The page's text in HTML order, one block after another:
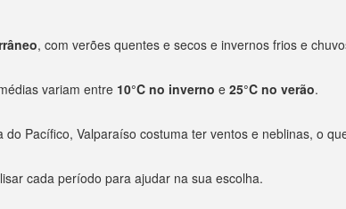
, com verões quentes e secos e invernos frios e
variam entre 10°C no inverno e 25°C no verão.
do Pacífico, Valparaíso costuma ter ventos e neblinas, o
cada período para ajudar na sua escolha.